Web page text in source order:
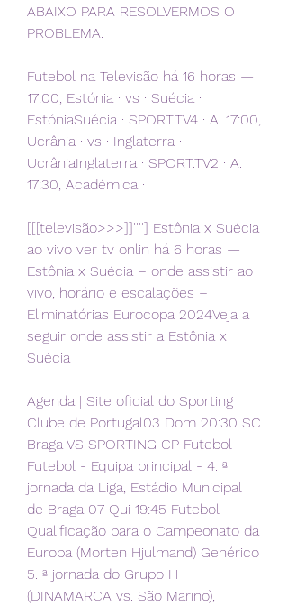
ABAIXO PARA RESOLVERMOS O
PROBLEMA.
Futebol na Televisão há 16 horas —
17:00, Estónia · vs · Suécia ·
EstóniaSuécia · SPORT.TV4 · A. 17:00,
Ucrânia · vs · Inglaterra ·
UcrâniaInglaterra · SPORT.TV2 · A.
17:30, Académica ·
[[[televisão>>>]]''''] Estônia x Suécia
ao vivo ver tv onlin há 6 horas —
Estônia x Suécia – onde assistir ao
vivo, horário e escalações –
Eliminatórias Eurocopa 2024Veja a
seguir onde assistir a Estônia x
Suécia
Agenda | Site oficial do Sporting
Clube de Portugal03 Dom 20:30 SC
Braga VS SPORTING CP Futebol
Futebol - Equipa principal - 4. ª
jornada da Liga, Estádio Municipal
de Braga 07 Qui 19:45 Futebol -
Qualificação para o Campeonato da
Europa (Morten Hjulmand) Genérico
5. ª jornada do Grupo H
(DINAMARCA vs. São Marino),